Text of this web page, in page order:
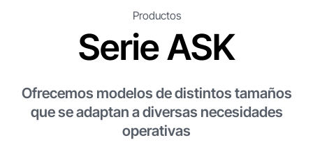
Productos
Serie ASK
Ofrecemos modelos de distintos tamaños
que se adaptan a diversas necesidades
operativas